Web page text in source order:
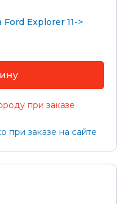
Explorer 11->
при заказе
при заказе на сайте